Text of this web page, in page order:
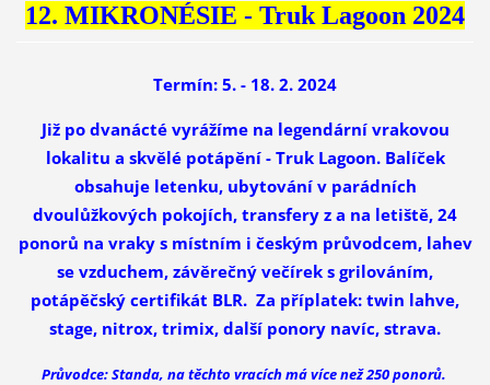
12. MIKRONÉSIE - Truk Lagoon 2024
Termín: 5. - 18. 2. 2024
Již po dvanácté vyrážíme na legendární vrakovou
lokalitu a skvělé potápění - Truk Lagoon. Balíček
obsahuje letenku, ubytování v parádních
dvoulůžkových pokojích, transfery z a na letiště, 24
ponorů na vraky s místním i českým průvodcem, lahev
se vzduchem, závěrečný večírek s grilováním,
potápěčský certifikát BLR. Za příplatek: twin lahve,
stage, nitrox, trimix, další ponory navíc, strava.
Průvodce: Standa, na těchto vracích má více než 250 ponorů.